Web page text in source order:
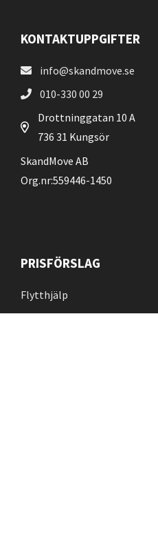
KONTAKTUPPGIFTER
info@skandmove.se
010-330 00 29
Drottninggatan 10 A
736 31 Kungsör
SkandMove AB
Org.nr:559446-1450
PRISFÖRSLAG
Flytthjälp